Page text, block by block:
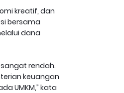
kreatif, dan
bersama
dana
rendah.
keuangan
UMKM,” kata